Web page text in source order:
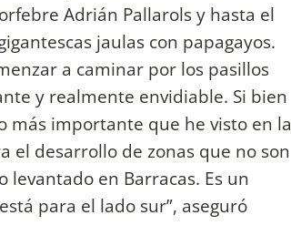
Adrián Pallarols y hasta el
jaulas con papagayos.
a caminar por los pasillos
y realmente envidiable. Si bien
más importante que he visto en la
el desarrollo de zonas que no son
en Barracas. Es un
para el lado sur”, aseguró